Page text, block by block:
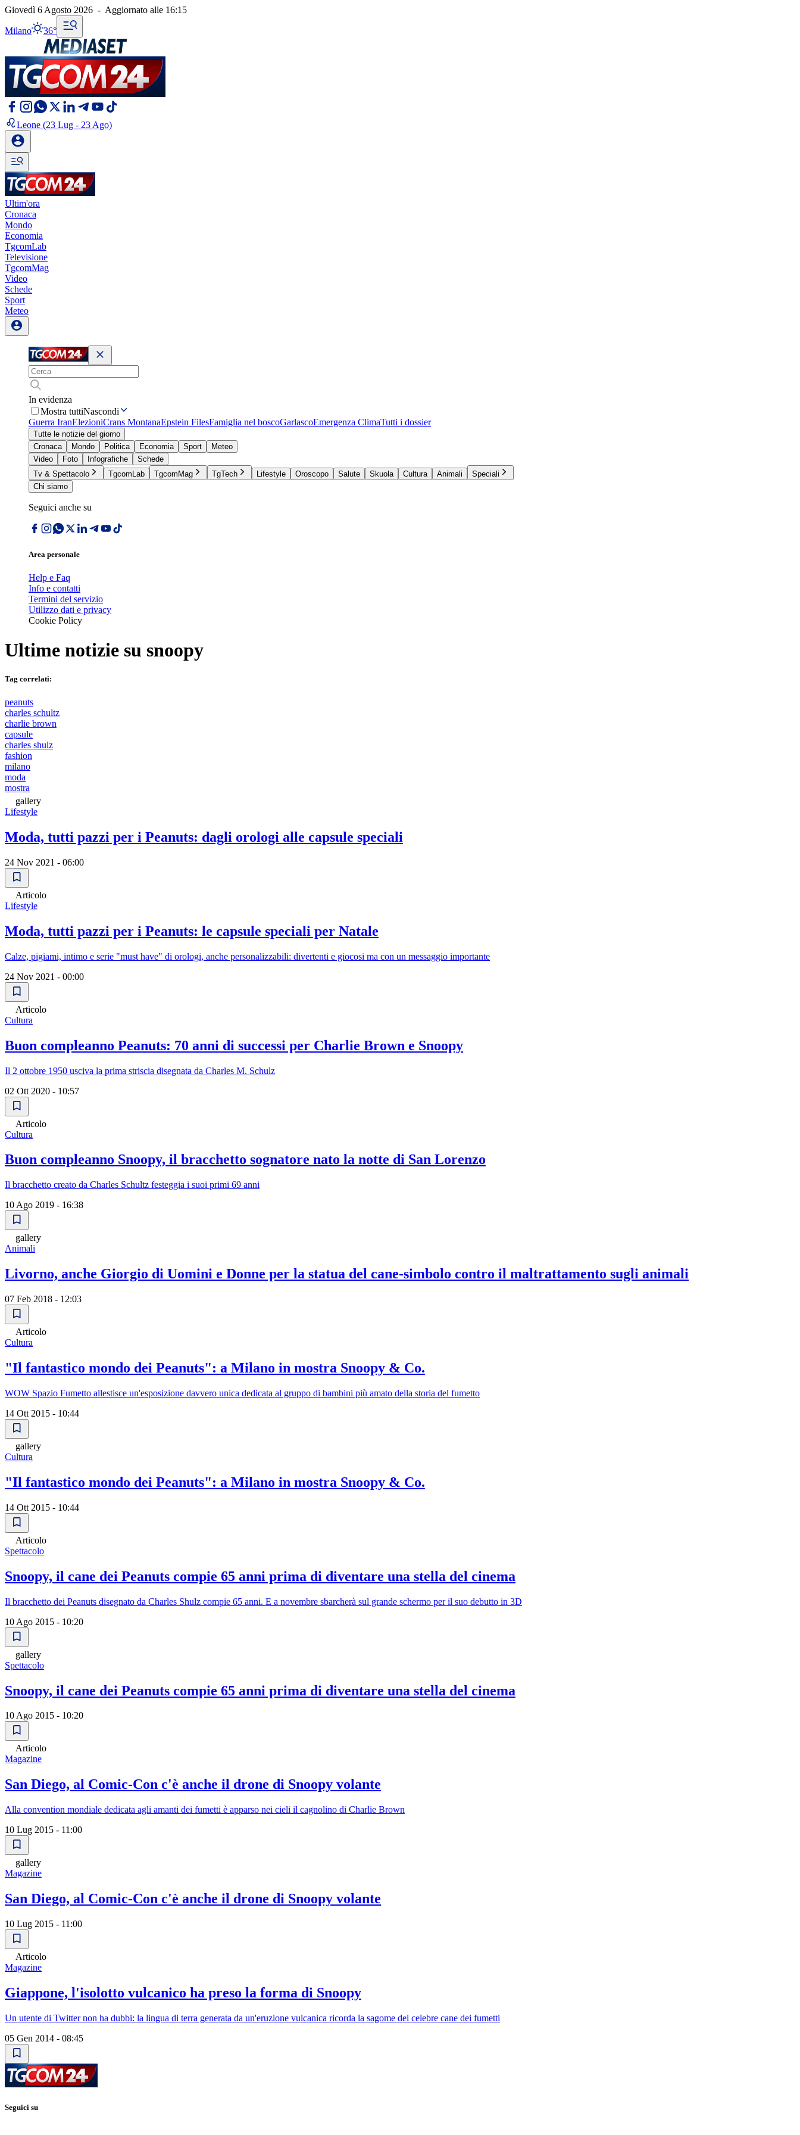
Giovedì 6 Agosto 2026 - Aggiornato alle 16:15
Milano 36°
Leone (23 Lug - 23 Ago)
Ultim'ora
Cronaca
Mondo
Economia
TgcomLab
Televisione
TgcomMag
Video
Schede
Sport
Meteo
In evidenza
Mostra tuttiNascondi
Guerra IranElezioniCrans MontanaEpstein FilesFamiglia nel boscoGarlascoEmergenza ClimaTutti i dossier
Tutte le notizie del giorno
Cronaca
Mondo Politica Economia Sport
Meteo
Video
Foto Infografiche
Schede
Tv & Spettacolo
TgcomLab TgcomMag TgTech Lifestyle Oroscopo Salute Skuola Cultura Animali
Speciali
Chi siamo
Seguici anche su
Area personale
Help e Faq
Info e contatti
Termini del servizio
Utilizzo dati e privacy
Cookie Policy
Ultime notizie su snoopy
Tag correlati:
peanuts
charles schultz
charlie brown
capsule
charles shulz
fashion
milano
moda
mostra
gallery
Lifestyle
Moda, tutti pazzi per i Peanuts: dagli orologi alle capsule speciali
24 Nov 2021 - 06:00
Articolo
Lifestyle
Moda, tutti pazzi per i Peanuts: le capsule speciali per Natale
Calze, pigiami, intimo e serie "must have" di orologi, anche personalizzabili: divertenti e giocosi ma con un messaggio importante
24 Nov 2021 - 00:00
Articolo
Cultura
Buon compleanno Peanuts: 70 anni di successi per Charlie Brown e Snoopy
Il 2 ottobre 1950 usciva la prima striscia disegnata da Charles M. Schulz
02 Ott 2020 - 10:57
Articolo
Cultura
Buon compleanno Snoopy, il bracchetto sognatore nato la notte di San Lorenzo
Il bracchetto creato da Charles Schultz festeggia i suoi primi 69 anni
10 Ago 2019 - 16:38
gallery
Animali
Livorno, anche Giorgio di Uomini e Donne per la statua del cane-simbolo contro il maltrattamento sugli animali
07 Feb 2018 - 12:03
Articolo
Cultura
"Il fantastico mondo dei Peanuts": a Milano in mostra Snoopy & Co.
WOW Spazio Fumetto allestisce un'esposizione davvero unica dedicata al gruppo di bambini più amato della storia del fumetto
14 Ott 2015 - 10:44
gallery
Cultura
"Il fantastico mondo dei Peanuts": a Milano in mostra Snoopy & Co.
14 Ott 2015 - 10:44
Articolo
Spettacolo
Snoopy, il cane dei Peanuts compie 65 anni prima di diventare una stella del cinema
Il bracchetto dei Peanuts disegnato da Charles Shulz compie 65 anni. E a novembre sbarcherà sul grande schermo per il suo debutto in 3D
10 Ago 2015 - 10:20
gallery
Spettacolo
Snoopy, il cane dei Peanuts compie 65 anni prima di diventare una stella del cinema
10 Ago 2015 - 10:20
Articolo
Magazine
San Diego, al Comic-Con c'è anche il drone di Snoopy volante
Alla convention mondiale dedicata agli amanti dei fumetti è apparso nei cieli il cagnolino di Charlie Brown
10 Lug 2015 - 11:00
gallery
Magazine
San Diego, al Comic-Con c'è anche il drone di Snoopy volante
10 Lug 2015 - 11:00
Articolo
Magazine
Giappone, l'isolotto vulcanico ha preso la forma di Snoopy
Un utente di Twitter non ha dubbi: la lingua di terra generata da un'eruzione vulcanica ricorda la sagome del celebre cane dei fumetti
05 Gen 2014 - 08:45
Seguici su